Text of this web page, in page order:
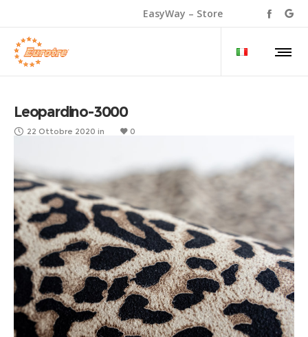
EasyWay – Store
Leopardino-3000
22 Ottobre 2020 in 0